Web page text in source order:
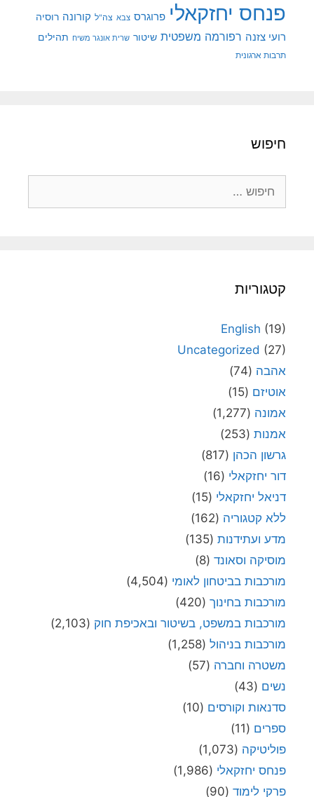
פנחס יחזקאלי פרוגרס צבא צה"ל קורונה רוסיה
רועי צזנה רפורמה משפטית שיטור שרית אונגר משיח תהילים
תרבות ארגונית
חיפוש
קטגוריות
English (19)
Uncategorized (27)
אהבה (74)
אוטיזם (15)
אמונה (1,277)
אמנות (253)
גרשון הכהן (817)
דור יחזקאלי (16)
דניאל יחזקאלי (15)
ללא קטגוריה (162)
מדע ועתידנות (135)
מוסיקה וסאונד (8)
מורכבות בביטחון לאומי (4,504)
מורכבות בחינוך (420)
מורכבות במשפט, בשיטור ובאכיפת חוק (2,103)
מורכבות בניהול (1,258)
משטרה וחברה (57)
נשים (43)
סדנאות וקורסים (10)
ספרים (11)
פוליטיקה (1,073)
פנחס יחזקאלי (1,986)
פרקי לימוד (90)